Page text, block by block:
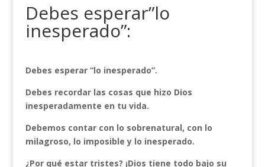
Debes esperar”lo
inesperado”:
Debes esperar “lo inesperado”.
Debes recordar las cosas que hizo Dios
inesperadamente en tu vida.
Debemos contar con lo sobrenatural, con lo
milagroso, lo imposible y lo inesperado.
¿Por qué estar tristes? ¡Dios tiene todo bajo su